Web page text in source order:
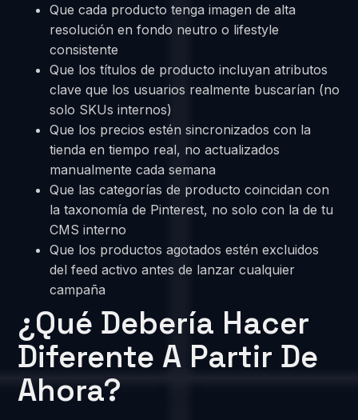
Que cada producto tenga imagen de alta
resolución en fondo neutro o lifestyle
consistente
Que los títulos de producto incluyan atributos
clave que los usuarios realmente buscarían (no
solo SKUs internos)
Que los precios estén sincronizados con la
tienda en tiempo real, no actualizados
manualmente cada semana
Que las categorías de producto coincidan con
la taxonomía de Pinterest, no solo con la de tu
CMS interno
Que los productos agotados estén excluidos
del feed activo antes de lanzar cualquier
campaña
¿Qué Debería Hacer
Diferente A Partir De
Ahora?